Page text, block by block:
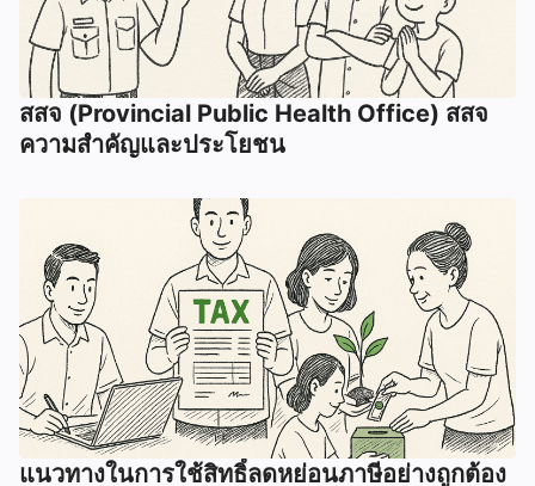
สสจ (Provincial Public Health Office) สสจ
ความสำคัญและประโยชน
แนวทางในการใช้สิทธิ์ลดหย่อนภาษีอย่างถูกต้อง